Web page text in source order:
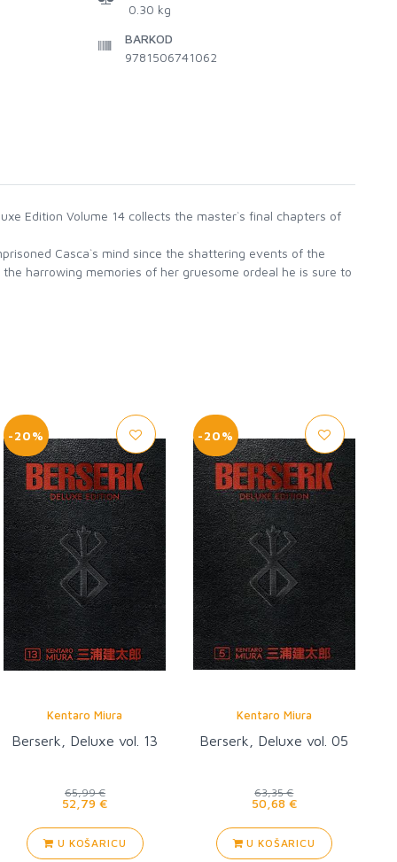
0.30 kg
BARKOD
9781506741062
Edition Volume 14 collects the master`s final chapters of
Casca`s mind since the shattering events of the
harrowing memories of her gruesome ordeal he is sure to
-20%
Kentaro Miura
Berserk, Deluxe vol. 13
65,99 €
52,79 €
U KOŠARICU
-20%
Kentaro Miura
Berserk, Deluxe vol. 05
63,35 €
50,68 €
U KOŠARICU